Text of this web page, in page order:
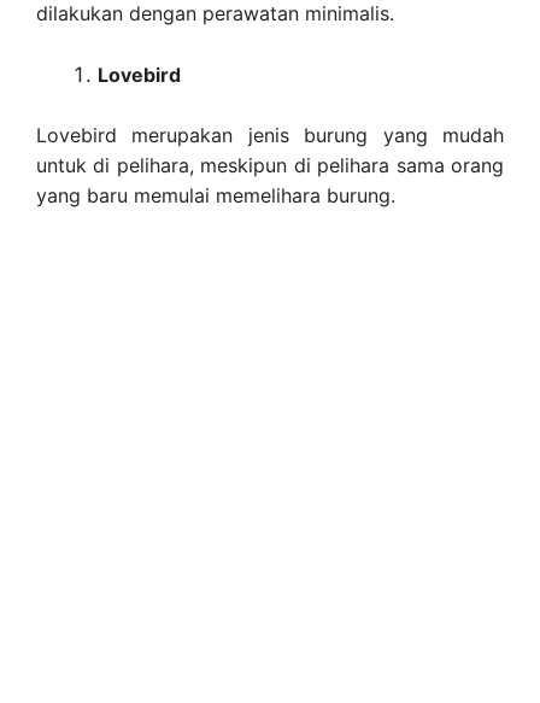
dilakukan dengan perawatan minimalis.
Lovebird
Lovebird merupakan jenis burung yang mudah
untuk di pelihara, meskipun di pelihara sama orang
yang baru memulai memelihara burung.